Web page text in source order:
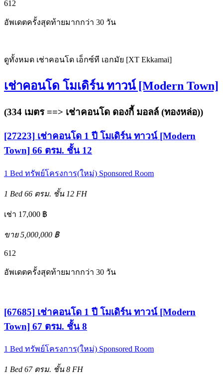
612
อัพเดตครั้งสุดท้ายมากกว่า 30 วัน
ดูทั้งหมด เช่าคอนโด เอ็กซ์ที เอกมัย [XT Ekkamai]
เช่าคอนโด โมเดิร์น ทาวน์ [Modern Town]
(334 เมตร ==> เช่าคอนโด ดองกี้ มอลล์ (ทองหล่อ))
[27223] เช่าคอนโด 1 ปี โมเดิร์น ทาวน์ [Modern
Town] 66 ตรม. ชั้น 12
1 Bed ทรัพย์โครงการ(ใหม่) Sponsored Room
1 Bed 66 ตรม. ชั้น 12 FH
เช่า 17,000 ฿
ขาย 5,000,000 ฿
612
อัพเดตครั้งสุดท้ายมากกว่า 30 วัน
[67685] เช่าคอนโด 1 ปี โมเดิร์น ทาวน์ [Modern
Town] 67 ตรม. ชั้น 8
1 Bed ทรัพย์โครงการ(ใหม่) Sponsored Room
1 Bed 67 ตรม. ชั้น 8 FH